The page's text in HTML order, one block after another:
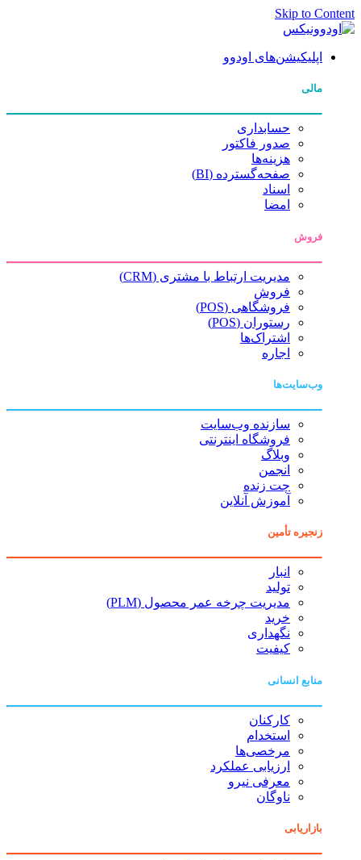
Skip to Content
اپلیکیشن‌های اودوو
مالی
حسابداری
صدور فاکتور
هزینه‌ها
صفحه‌گسترده (BI)
اسناد
امضا
فروش
مدیریت ارتباط با مشتری (CRM)
فروش
فروشگاهی (POS)
رستوران (POS)
اشتراک‌ها
اجاره
وب‌سایت‌ها
سازنده وب‌سایت
فروشگاه اینترنتی
وبلاگ
انجمن
چت زنده
آموزش آنلاین
زنجیره تأمین
انبار
تولید
مدیریت چرخه عمر محصول (PLM)
خرید
نگهداری
کیفیت
منابع انسانی
کارکنان
استخدام
مرخصی‌ها
ارزیابی عملکرد
معرفی نیرو
ناوگان
بازاریابی